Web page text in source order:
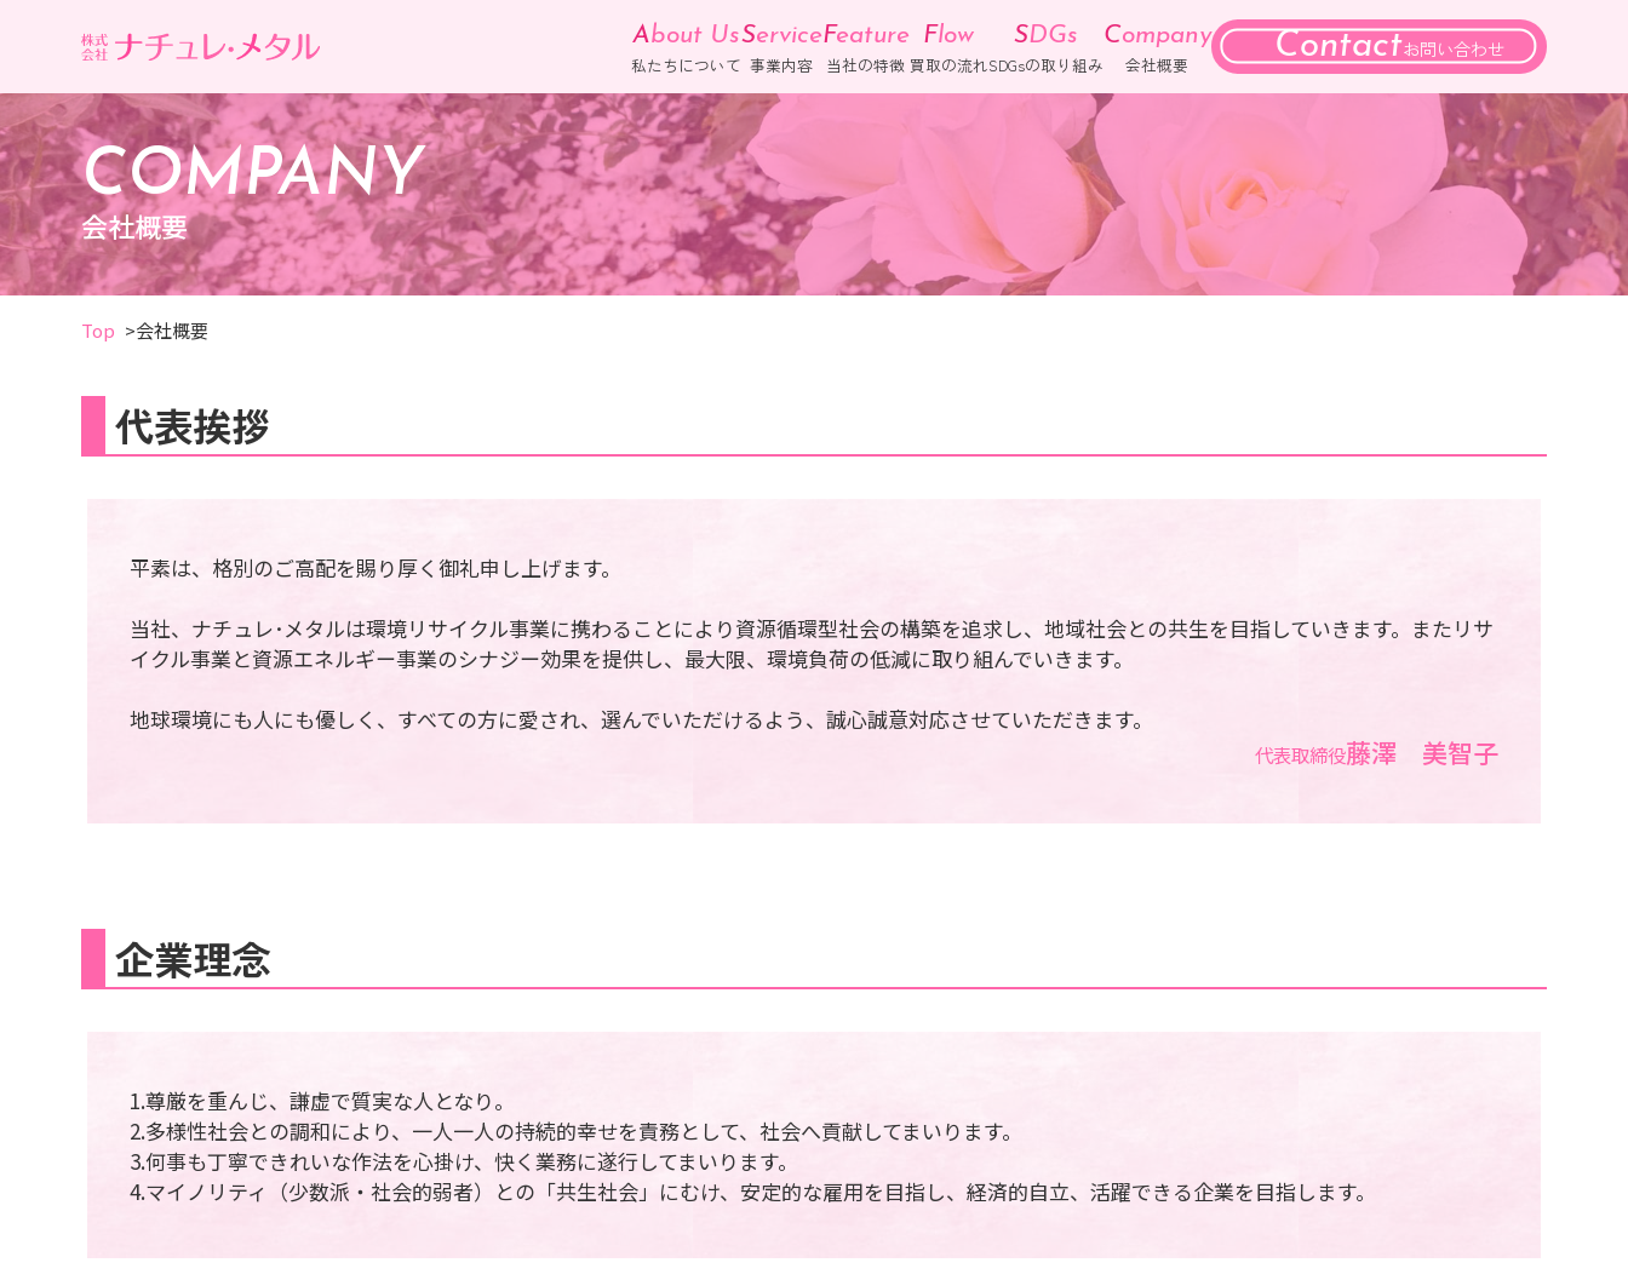
About Us
私たちについて
Service
事業内容
Feature
当社の特徴
Flow
買取の流れ
SDGs
SDGsの取り組み
Company
会社概要
Contactお問い合わせ
COMPANY
会社概要
Top 会社概要
代表挨拶
平素は、格別のご高配を賜り厚く御礼申し上げます。
当社、ナチュレ･メタルは環境リサイクル事業に携わることにより資源循環型社会の構築を追求し、地域社会との共生を目指していきます。またリサ
イクル事業と資源エネルギー事業のシナジー効果を提供し、最大限、環境負荷の低減に取り組んでいきます。
地球環境にも人にも優しく、すべての方に愛され、選んでいただけるよう、誠心誠意対応させていただきます。
代表取締役藤澤 美智子
企業理念
1.尊厳を重んじ、謙虚で質実な人となり。
2.多様性社会との調和により、一人一人の持続的幸せを責務として、社会へ貢献してまいります。
3.何事も丁寧できれいな作法を心掛け、快く業務に遂行してまいります。
4.マイノリティ（少数派・社会的弱者）との「共生社会」にむけ、安定的な雇用を目指し、経済的自立、活躍できる企業を目指します。